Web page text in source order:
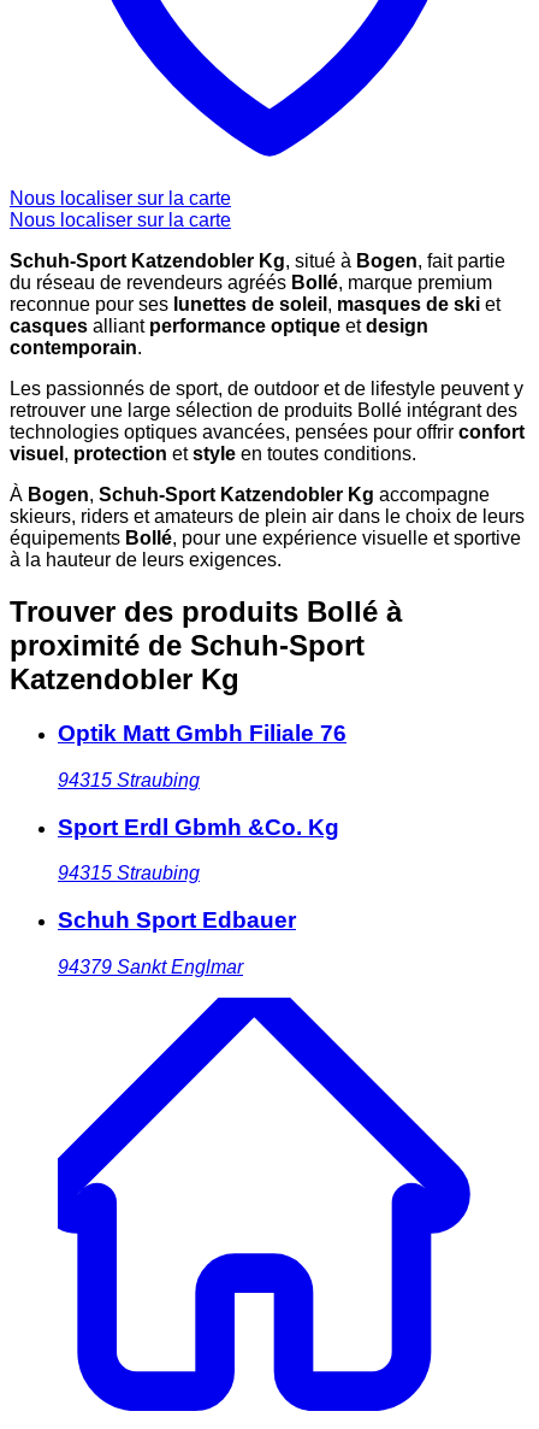
Nous localiser sur la carte
Nous localiser sur la carte
Schuh-Sport Katzendobler Kg, situé à Bogen, fait partie
du réseau de revendeurs agréés Bollé, marque premium
reconnue pour ses lunettes de soleil , masques de ski et
casques alliant performance optique etdesign
contemporain.
Les passionnés de sport, de outdoor et de lifestyle peuvent y
retrouver une large sélection de produits Bollé intégrant des
technologies optiques avancées, pensées pour offrir confort
visuel , protection etstyle en toutes conditions.
À Bogen, Schuh-Sport Katzendobler Kg accompagne
skieurs, riders et amateurs de plein air dans le choix de leurs
équipements Bollé, pour une expérience visuelle et sportive
à la hauteur de leurs exigences.
Trouver des produits Bollé à
proximité de Schuh-Sport
Katzendobler Kg
Optik Matt Gmbh Filiale 76
94315 Straubing
Sport Erdl Gbmh &Co. Kg
94315 Straubing
Schuh Sport Edbauer
94379 Sankt Englmar